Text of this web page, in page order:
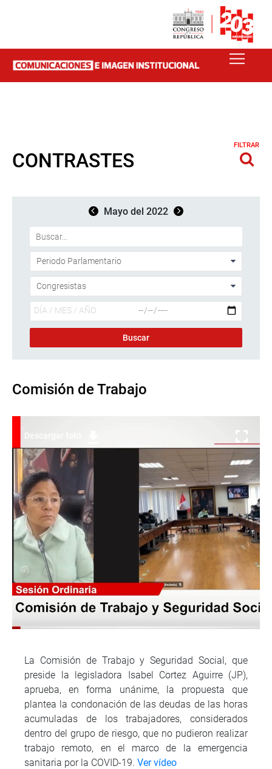
CONTRASTES
FILTRAR
Mayo del 2022
Comisión de Trabajo
Descargar foto
La Comisión de Trabajo y Seguridad Social, que
preside la legisladora Isabel Cortez Aguirre (JP),
aprueba, en forma unánime, la propuesta que
plantea la condonación de las deudas de las horas
acumuladas de los trabajadores, considerados
dentro del grupo de riesgo, que no pudieron realizar
trabajo remoto, en el marco de la emergencia
sanitaria por la COVID-19. Ver vídeo